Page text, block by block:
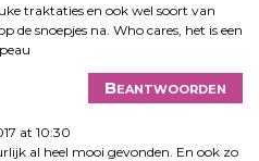
traktaties en ook wel soort van
de snoepjes na. Who cares, het is een
Beantwoorden
at 10:30
al heel mooi gevonden. En ook zo